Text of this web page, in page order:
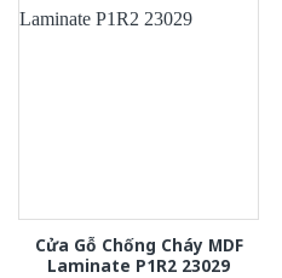
Cửa Gỗ Chống Cháy MDF
Laminate P1R2 23029